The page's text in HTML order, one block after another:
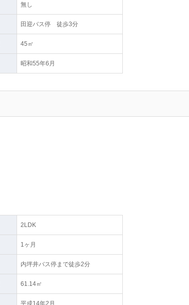
無し
田迎バス停 徒歩3分
45㎡
昭和55年6月
2LDK
1ヶ月
内坪井バス停まで徒歩2分
61.14㎡
平成14年2月